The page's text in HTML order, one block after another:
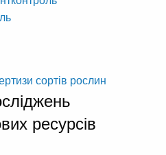
ресурсів